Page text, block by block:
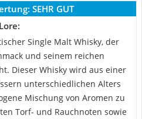
SEHR GUT
Single Malt Whisky, der
und seinem reichen
Dieser Whisky wird aus einer
unterschiedlichen Alters
Mischung von Aromen zu
Torf- und Rauchnoten sowie